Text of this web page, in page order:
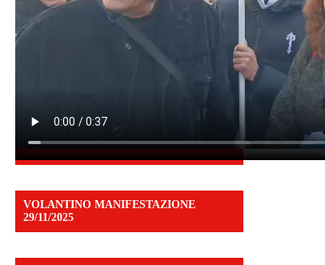
VOLANTINO MANIFESTAZIONE
29/11/2025